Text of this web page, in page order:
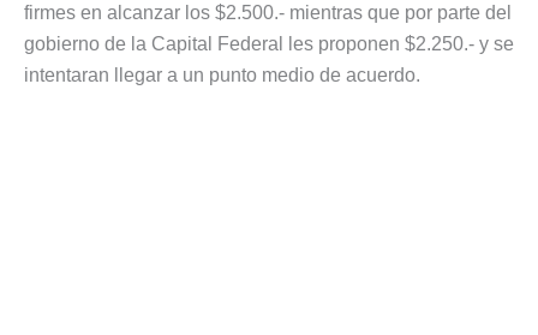
firmes en alcanzar los $2.500.- mientras que por parte del
gobierno de la Capital Federal les proponen $2.250.- y se
intentaran llegar a un punto medio de acuerdo.